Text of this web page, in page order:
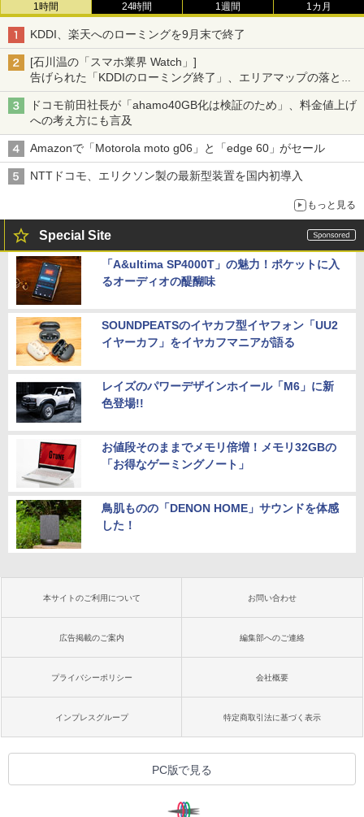
1時間 24時間 1週間 1カ月
KDDI、楽天へのローミングを9月末で終了
[石川温の「スマホ業界 Watch」]
告げられた「KDDIのローミング終了」、エリアマップの落とし
穴と楽天モバイルの課題
ドコモ前田社長が「ahamo40GB化は検証のため」、料金値上げ
への考え方にも言及
Amazonで「Motorola moto g06」と「edge 60」がセール
NTTドコモ、エリクソン製の最新型装置を国内初導入
もっと見る
Special Site
「A&ultima SP4000T」の魅力！ポケットに入
るオーディオの醍醐味
SOUNDPEATSのイヤカフ型イヤフォン「UU2
イヤーカフ」をイヤカフマニアが語る
レイズのパワーデザインホイール「M6」に新
色登場!!
お値段そのままでメモリ倍増！メモリ32GBの
「お得なゲーミングノート」
鳥肌ものの「DENON HOME」サウンドを体感
した！
本サイトのご利用について お問い合わせ
広告掲載のご案内 編集部へのご連絡
プライバシーポリシー 会社概要
インプレスグループ 特定商取引法に基づく表示
PC版で見る